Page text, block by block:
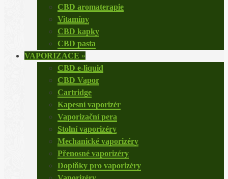
CBD aromaterapie
Vitamíny
CBD kapky
CBD pasta
VAPORIZACE »
CBD e-liquid
CBD Vapor
Cartridge
Kapesní vaporizér
Vaporizační pera
Stolní vaporizéry
Mechanické vaporizéry
Přenosné vaporizéry
Doplňky pro vaporizéry